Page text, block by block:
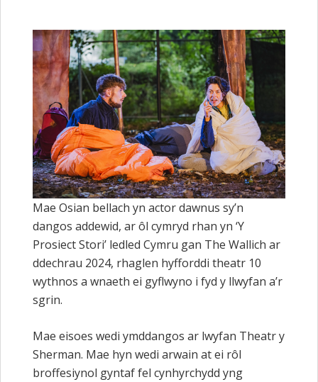
Mae Osian bellach yn actor dawnus sy’n
dangos addewid, ar ôl cymryd rhan yn ‘Y
Prosiect Stori’ ledled Cymru gan The Wallich ar
ddechrau 2024, rhaglen hyfforddi theatr 10
wythnos a wnaeth ei gyflwyno i fyd y llwyfan a’r
sgrin.
Mae eisoes wedi ymddangos ar lwyfan Theatr y
Sherman. Mae hyn wedi arwain at ei rôl
broffesiynol gyntaf fel cynhyrchydd yng